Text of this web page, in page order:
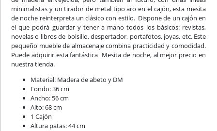
minimalistas y un tirador de metal tipo aro en el cajón, esta mesita
de noche reinterpreta un clásico con estilo. Dispone de un cajón en
el que podrá guardar y tener a mano todos los básicos: revistas,
novelas o libros de bolsillo, despertador, portafotos, joyas, etc. Este
pequeño mueble de almacenaje combina practicidad y comodidad.
Puede adquirir esta fantástica Mesita de noche, al mejor precio en
nuestra tienda.
Material: Madera de abeto y DM
Fondo: 36 cm
Ancho: 56 cm
Alto: 68 cm
1 Cajón
Altura patas: 44 cm